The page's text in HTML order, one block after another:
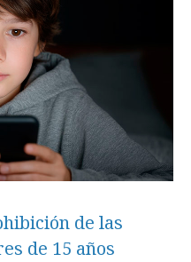
de las
de 15 años